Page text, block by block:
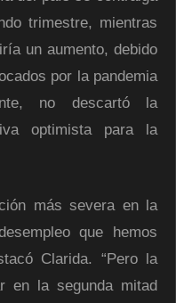
trimestre, mientras
un aumento, debido
por la pandemia
no descartó la
optimista para la
más severa en la
que hemos
Clarida. “Pero la
en la segunda mitad